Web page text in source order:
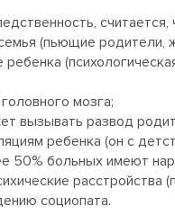
(пьющие родители,
ребенка
мозга;
вызывать развод
ребенка (он с
50% больных имеют
расстройства
социопата.